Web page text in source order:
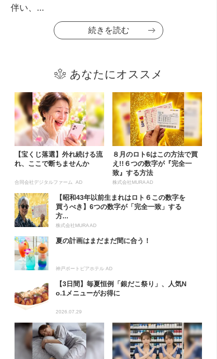
伴い、...
続きを読む
あなたにオススメ
【宝くじ落選】外れ続ける流
れ、ここで断ちませんか
合同会社デジタルファーム AD
８月のロト6はこの方法で買
え!!６つの数字が『完全一
致』する方法
株式会社MURA AD
【昭和43年以前生まれはロト６この数字を
買うべき】6つの数字が「完全一致」する
方...
株式会社MURA AD
夏の計画はまだまだ間に合う！
神戸ポートピアホテル AD
【3日間】毎夏恒例「銀だこ祭り」、人気N
o.1メニューがお得に
2026.07.29